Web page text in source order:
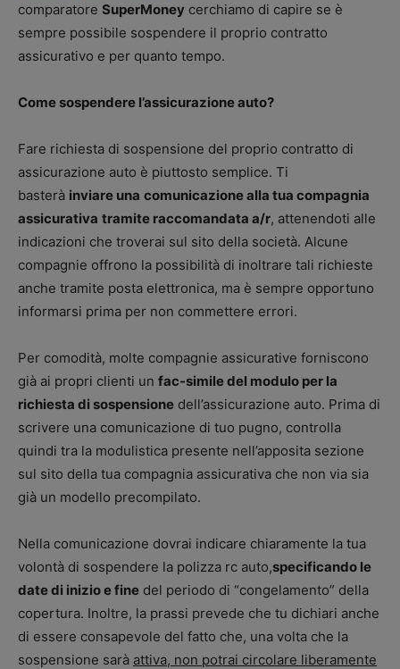
comparatore SuperMoney cerchiamo di capire se è
sempre possibile sospendere il proprio contratto
assicurativo e per quanto tempo.
Come sospendere l’assicurazione auto?
Fare richiesta di sospensione del proprio contratto di
assicurazione auto è piuttosto semplice. Ti
basterà inviare una comunicazione alla tua compagnia
assicurativa tramite raccomandata a/r, attenendoti alle
indicazioni che troverai sul sito della società. Alcune
compagnie offrono la possibilità di inoltrare tali richieste
anche tramite posta elettronica, ma è sempre opportuno
informarsi prima per non commettere errori.
Per comodità, molte compagnie assicurative forniscono
già ai propri clienti un fac-simile del modulo per la
richiesta di sospensione dell’assicurazione auto. Prima di
scrivere una comunicazione di tuo pugno, controlla
quindi tra la modulistica presente nell’apposita sezione
sul sito della tua compagnia assicurativa che non via sia
già un modello precompilato.
Nella comunicazione dovrai indicare chiaramente la tua
volontà di sospendere la polizza rc auto,specificando le
date di inizio e fine del periodo di “congelamento” della
copertura. Inoltre, la prassi prevede che tu dichiari anche
di essere consapevole del fatto che, una volta che la
sospensione sarà attiva, non potrai circolare liberamente